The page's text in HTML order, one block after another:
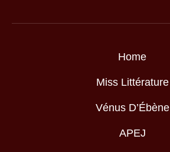
Home
Miss Littérature
Vénus D’Ébène
APEJ